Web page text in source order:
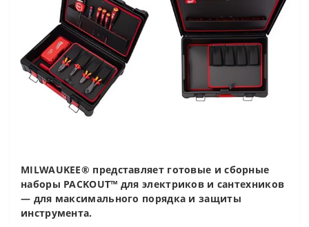
MILWAUKEE® представляет готовые и сборные
наборы PACKOUT™ для электриков и сантехников
— для максимального порядка и защиты
инструмента.